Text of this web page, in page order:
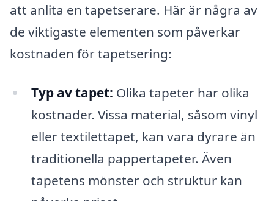
att anlita en tapetserare. Här är några av
de viktigaste elementen som påverkar
kostnaden för tapetsering:
Typ av tapet: Olika tapeter har olika
kostnader. Vissa material, såsom vinyl
eller textilettapet, kan vara dyrare än
traditionella pappertapeter. Även
tapetens mönster och struktur kan